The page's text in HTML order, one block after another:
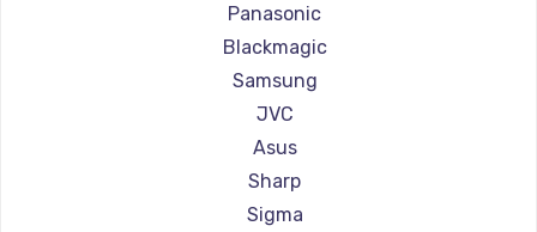
800 руб.
Заказать
Замена картридера
890 руб.
Заказать
Panasonic
Blackmagic
Samsung
JVC
Asus
Sharp
Sigma